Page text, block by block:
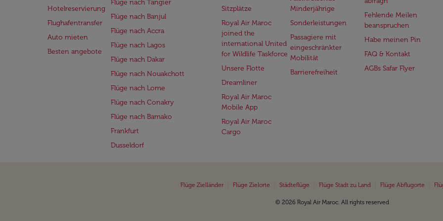
Hotelreservierung
Flughafentransfer
Auto mieten
Besten angebote
Flüge nach Tangier
Flüge nach Banjul
Flüge nach Accra
Flüge nach Lagos
Flüge nach Dakar
Flüge nach Nouakchott
Flüge nach Lome
Flüge nach Conakry
Flüge nach Bamako
Frankfurt
Dusseldorf
Sitzplätze
Royal Air Maroc
joined the
international United
for Wildlife Taskforce
Unsere Flotte
Dreamliner
Royal Air Maroc
Mobile App
Royal Air Maroc
Cargo
Minderjährige
Sonderleistungen
Passagiere mit
eingeschränkter
Mobilität
Barrierefreiheit
Fehlende Meilen
beanspruchen
Habe meinen Pin
FAQ & Kontakt
AGBs Safar Flyer
Flüge Zielländer Flüge Zielorte Städteflüge Flüge Stadt zu Land Flüge Abflugorte
© 2026 Royal Air Maroc. All rights reserved